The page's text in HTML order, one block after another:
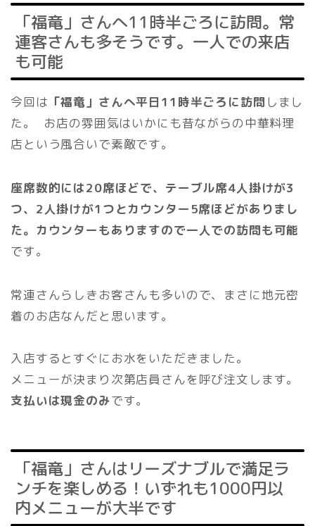
「福竜」さんへ11時半ごろに訪問。常
連客さんも多そうです。一人での来店
も可能
今回は 「福竜」さんへ平日11時半ごろに訪問 しまし
た。 お店の雰囲気はいかにも昔ながらの中華料理
店という風合いで素敵です。
座席数的には20席ほどで、テーブル席4人掛けが3
つ、2人掛けが1つとカウンター5席ほどがありまし
た。 カウンターもありますので一人での訪問も可能
です。
常連さんらしきお客さんも多いので、まさに地元密
着のお店なんだと思います。
入店するとすぐにお水をいただきました。
メニューが決まり次第店員さんを呼び注文します。
支払いは現金のみです。
「福竜」さんはリーズナブルで満足ラ
ンチを楽しめる！いずれも1000円以
内メニューが大半です